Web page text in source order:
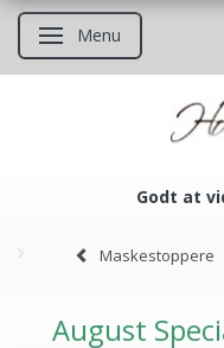
Skifte navigation
Menu
Godt at
Maskestoppere
August